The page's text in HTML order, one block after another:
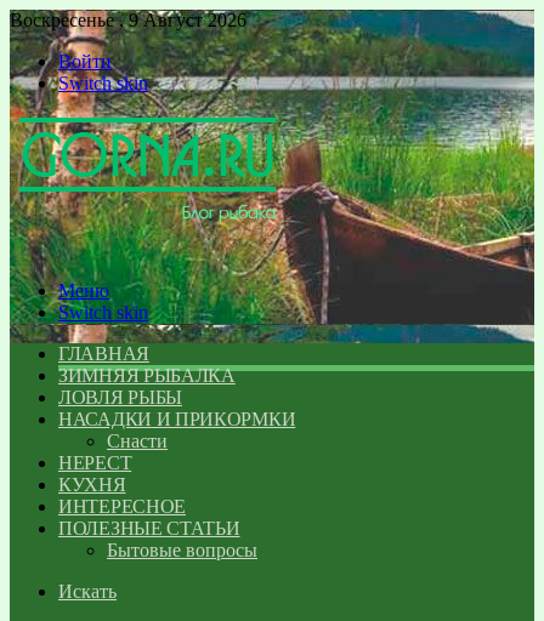
Воскресенье , 9 Август 2026
Войти
Switch skin
Меню
Switch skin
ГЛАВНАЯ
ЗИМНЯЯ РЫБАЛКА
ЛОВЛЯ РЫБЫ
НАСАДКИ И ПРИКОРМКИ
Снасти
НЕРЕСТ
КУХНЯ
ИНТЕРЕСНОЕ
ПОЛЕЗНЫЕ СТАТЬИ
Бытовые вопросы
Искать